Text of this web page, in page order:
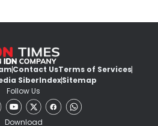
Contact UsTerms of Services
SiberIndexSitemap
Follow Us
Download